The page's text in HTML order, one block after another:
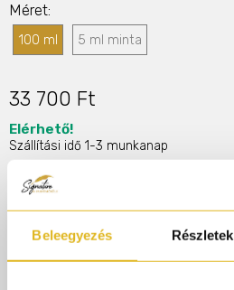
Beleegyezés Részletek
Méret
100 ml 5 ml minta
33 700 Ft
Elérhető!
Szállítási idő 1-3 munkanap
Illatcsalád
Oudos Virágos Fás